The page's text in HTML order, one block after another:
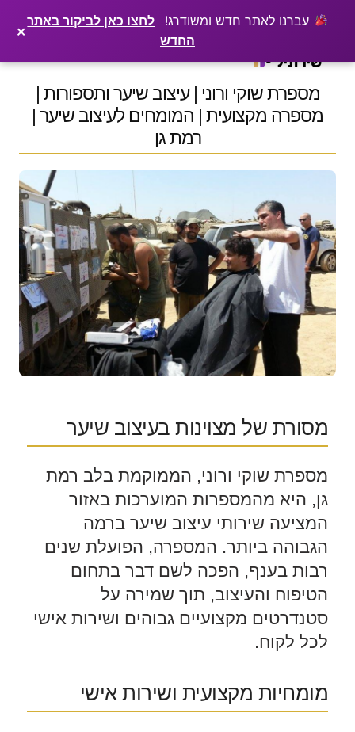
עברנו לאתר חדש ומשודרג!
לחצו כאן לביקור באתר
החדש
×
רוצים שלקוחות ימצאו אתכם בגוגל? שירתיל מפרסמת כתבה מקצועית עליכם פרסמו כתבה ←
to
contentמספרת שוקי ורוני | עיצוב שיער ותספורות |
מספרה מקצועית | המומחים לעיצוב שיער |
רמת גן
מסורת של מצוינות בעיצוב שיער
מספרת שוקי ורוני, הממוקמת בלב רמת
גן, היא מהמספרות המוערכות באזור
המציעה שירותי עיצוב שיער ברמה
הגבוהה ביותר. המספרה, הפועלת שנים
רבות בענף, הפכה לשם דבר בתחום
הטיפוח והעיצוב, תוך שמירה על
סטנדרטים מקצועיים גבוהים ושירות אישי
לכל לקוח.
מומחיות מקצועית ושירות אישי